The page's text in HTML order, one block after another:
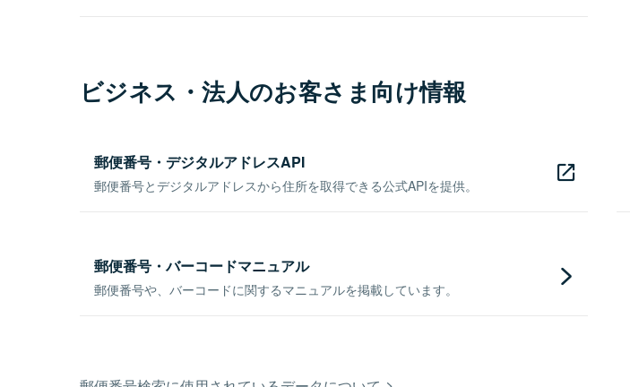
ビジネス・法人のお客さま向け情報
郵便番号・デジタルアドレスAPI
郵便番号とデジタルアドレスから住所を取得できる公式APIを提供。
郵便番号・バーコードマニュアル
郵便番号や、バーコードに関するマニュアルを掲載しています。